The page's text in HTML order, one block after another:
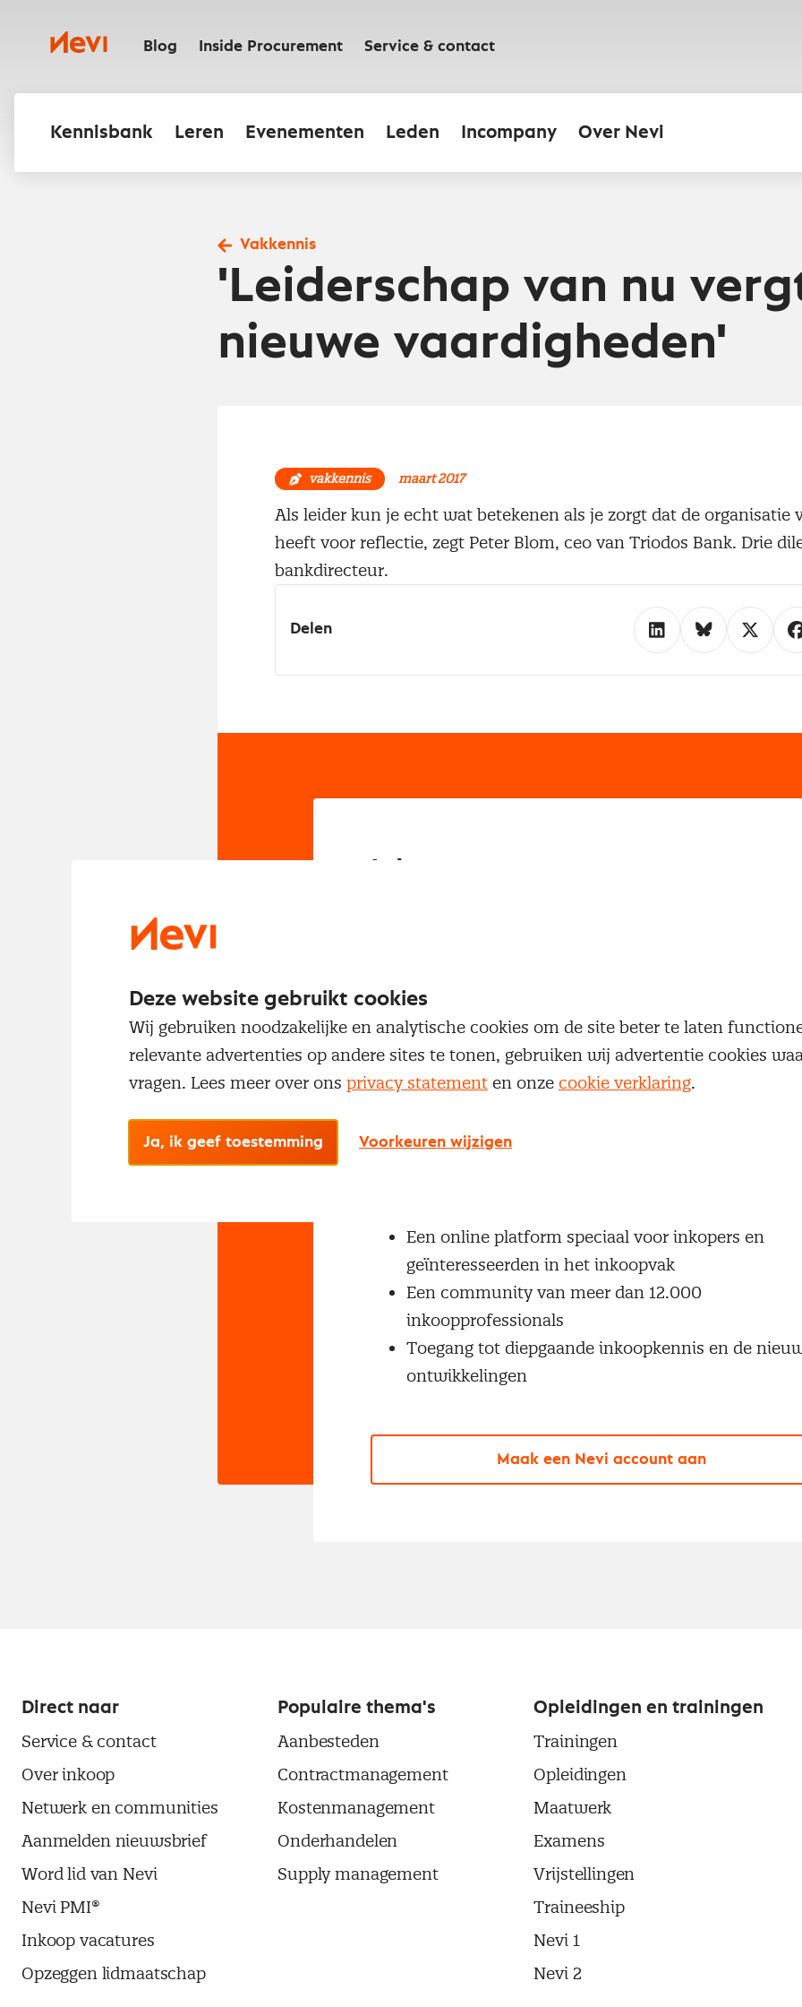
inhoudNevi Blog Inside Procurement Service & contact
Kennisbank Leren Evenementen Leden Incompany Over Nevi
Vakkennis
'Leiderschap van nu
nieuwe vaardigheden'
vakkennis maart 2017
Als leider kun je echt wat betekenen als je zorgt dat de organisatie
heeft voor reflectie, zegt Peter Blom, ceo van Triodos Bank. Drie
bankdirecteur.
Delen
Inloggen
Inloggen
Nog geen Nevi account?
Een online platform speciaal voor inkopers en
geïnteresseerden in het inkoopvak
Een community van meer dan 12.000
inkoopprofessionals
Toegang tot diepgaande inkoopkennis en de
ontwikkelingen
Maak een Nevi account aan
Direct naar
Service & contact
Over inkoop
Netwerk en communities
Aanmelden nieuwsbrief
Word lid van Nevi
Nevi PMI®
Inkoop vacatures
Opzeggen lidmaatschap
Populaire thema's
Aanbesteden
Contractmanagement
Kostenmanagement
Onderhandelen
Supply management
Opleidingen en trainingen
Trainingen
Opleidingen
Maatwerk
Examens
Vrijstellingen
Traineeship
Nevi 1
Nevi 2
Deze website gebruikt cookies
Wij gebruiken noodzakelijke en analytische cookies om de site beter te laten
relevante advertenties op andere sites te tonen, gebruiken wij advertentie cookies
vragen. Lees meer over ons privacy statement en onze cookie verklaring.
Ja, ik geef toestemming Voorkeuren wijzigen